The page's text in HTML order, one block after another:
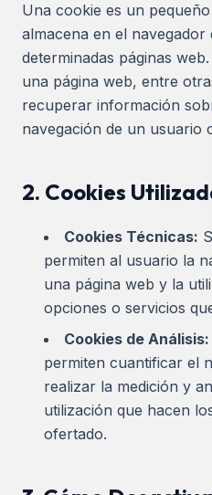
Una cookie es un
almacena en el navegador
determinadas páginas
una página web, entre
recuperar información
navegación de un usuario
2. Cookies
Cookies Técnicas:
permiten al usuario la
una página web y la
opciones o servicios
Cookies de Análisis:
permiten cuantificar el
realizar la medición y
utilización que hacen
ofertado.